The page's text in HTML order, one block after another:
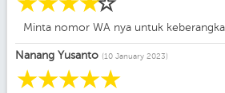
Minta nomor WA nya untuk
Nanang Yusanto (10 January 2023)
☆
☆
☆
☆
☆